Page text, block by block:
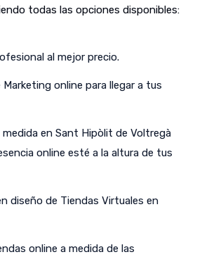
todas las opciones disponibles:
al mejor precio.
online para llegar a tus
medida en Sant Hipòlit de Voltregà
online esté a la altura de tus
diseño de Tiendas Virtuales en
online a medida de las